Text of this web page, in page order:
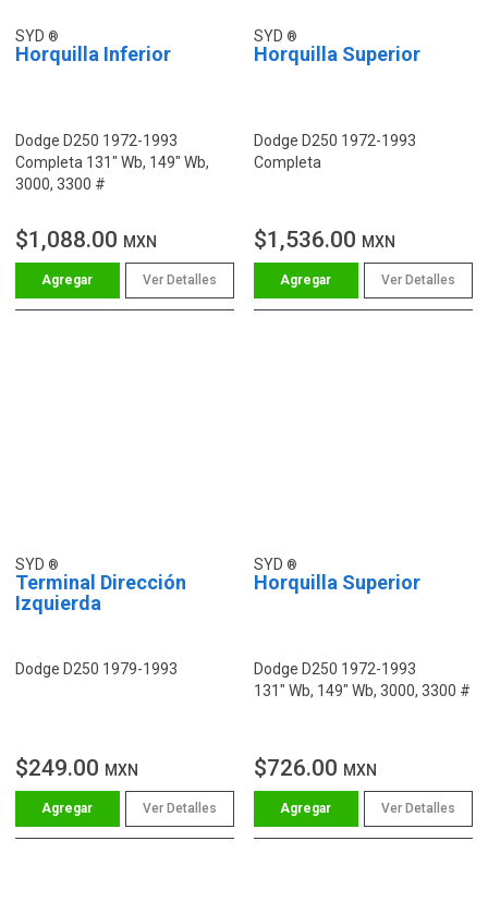
SYD
Horquilla Inferior
Dodge D250 1972-1993
Completa 131" Wb, 149" Wb,
3000, 3300 #
$1,088.00 MXN
Ver Detalles
SYD
Horquilla Superior
Dodge D250 1972-1993
Completa
$1,536.00 MXN
Ver Detalles
SYD
Terminal Dirección
Izquierda
Dodge D250 1979-1993
$249.00 MXN
Ver Detalles
SYD
Horquilla Superior
Dodge D250 1972-1993
131" Wb, 149" Wb, 3000, 3300 #
$726.00 MXN
Ver Detalles